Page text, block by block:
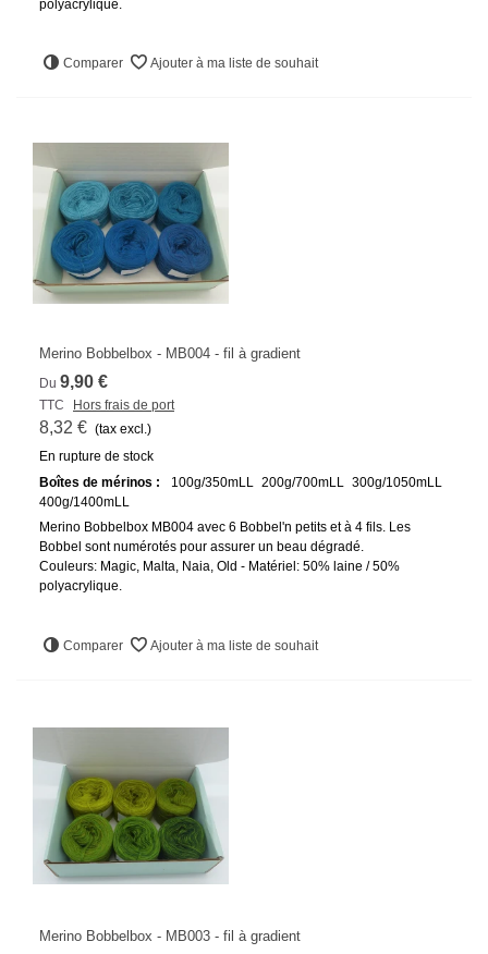
polyacrylique.
Comparer Ajouter à ma liste de souhait
Merino Bobbelbox - MB004 - fil à gradient
Du 9,90 €
TTC Hors frais de port
8,32 € (tax excl.)
En rupture de stock
Boîtes de mérinos :
100g/350mLL 200g/700mLL 300g/1050mLL
400g/1400mLL
Merino Bobbelbox MB004 avec 6 Bobbel'n petits et à 4 fils. Les
Bobbel sont numérotés pour assurer un beau dégradé.
Couleurs: Magic, Malta, Naia, Old - Matériel: 50% laine / 50%
polyacrylique.
Comparer Ajouter à ma liste de souhait
Merino Bobbelbox - MB003 - fil à gradient